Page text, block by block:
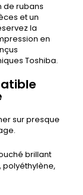
de rubans
et un
la
en
Toshiba.
sur presque
brillant
polyéthylène,